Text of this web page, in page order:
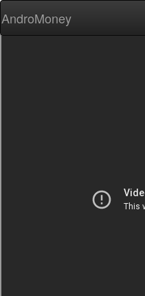
AndroMoney